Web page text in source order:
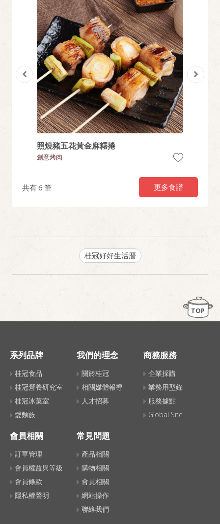
照燒豬五花黃金麻糬捲
創意烤肉
共有6 筆 更多食譜
桂冠好好生活曆
TOP
系列品牌
桂冠食品
桂冠營養研究室
桂冠冰菓室
愛麵族
我們的理念
關於桂冠
相關媒體報導
人才招募
商務服務
企業採購
業務用型錄
服務據點
Global Site
會員相關
訂單管理
會員權益與等級
會員條款
隱私權聲明
常見問題
產品相關
購物相關
會員相關
網站操作
聯絡我們